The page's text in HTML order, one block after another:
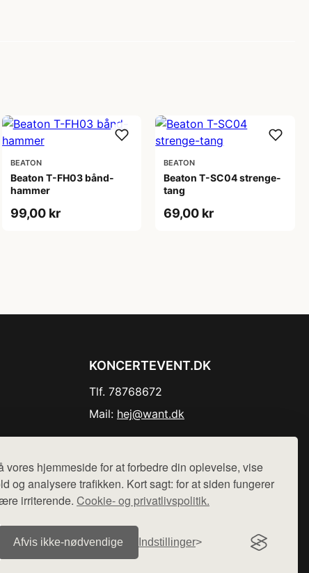
vores hjemmeside for at forbedre din oplevelse, vise
og analysere trafikken. Kort sagt: for at siden fungerer
irriterende. Cookie- og privatlivspolitik.
Afvis ikke‑nødvendige Indstillinger
BEATON
Beaton T-FH03 bånd-
hammer
99,00 kr
BEATON
Beaton T-SC04 strenge-
tang
69,00 kr
KONCERTEVENT.DK
Tlf. 78768672
Mail: hej@want.dk
sælges ikke varer fra denne side - vi henviser til de shops,